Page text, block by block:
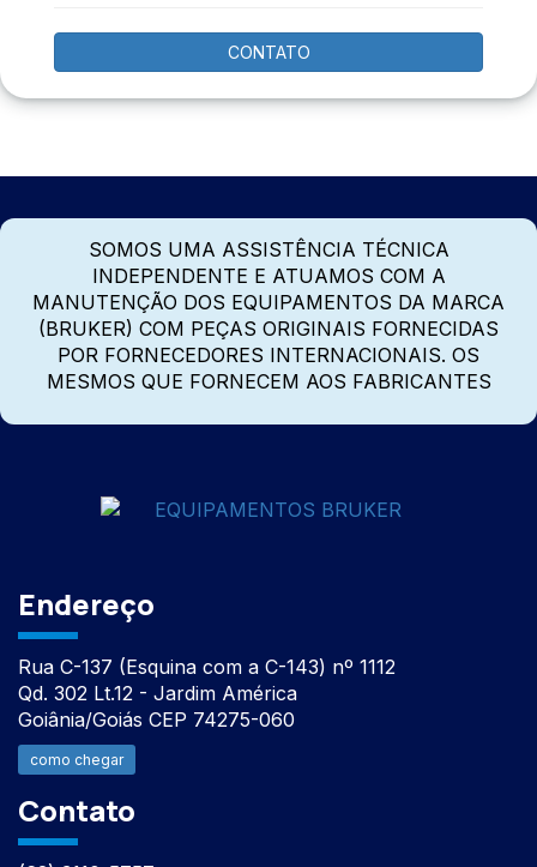
CONTATO
SOMOS UMA ASSISTÊNCIA TÉCNICA
INDEPENDENTE E ATUAMOS COM A
MANUTENÇÃO DOS EQUIPAMENTOS DA MARCA
(BRUKER) COM PEÇAS ORIGINAIS FORNECIDAS
POR FORNECEDORES INTERNACIONAIS. OS
MESMOS QUE FORNECEM AOS FABRICANTES
Endereço
Rua C-137 (Esquina com a C-143) nº 1112
Qd. 302 Lt.12 - Jardim América
Goiânia/Goiás CEP 74275-060
como chegar
Contato